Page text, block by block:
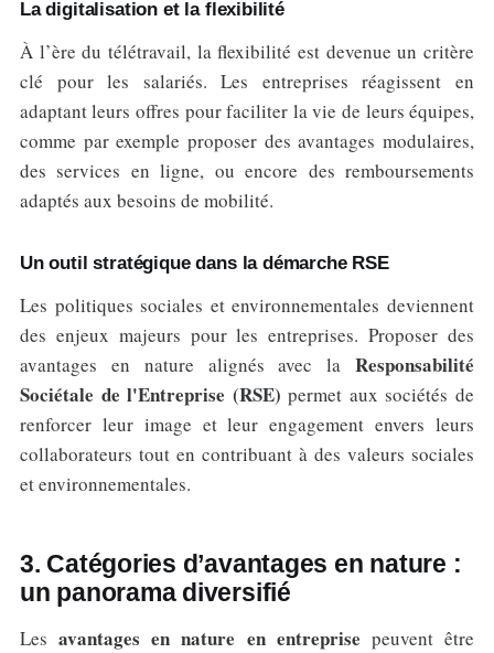
La digitalisation et la flexibilité
À l’ère du télétravail, la flexibilité est devenue un critère
clé pour les salariés. Les entreprises réagissent en
adaptant leurs offres pour faciliter la vie de leurs équipes,
comme par exemple proposer des avantages modulaires,
des services en ligne, ou encore des remboursements
adaptés aux besoins de mobilité.
Un outil stratégique dans la démarche RSE
Les politiques sociales et environnementales deviennent
des enjeux majeurs pour les entreprises. Proposer des
avantages en nature alignés avec laResponsabilité
Sociétale de l'Entreprise (RSE) permet aux sociétés de
renforcer leur image et leur engagement envers leurs
collaborateurs tout en contribuant à des valeurs sociales
et environnementales.
3. Catégories d’avantages en nature :
un panorama diversifié
Lesavantages en nature en entreprise peuvent être